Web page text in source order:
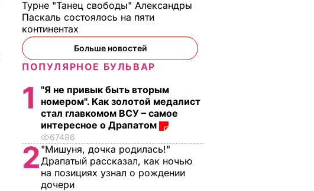
Турне "Танец свободы" Александры
Паскаль состоялось на пяти
континентах
Больше новостей
ПОПУЛЯРНОЕ БУЛЬВАР
1
"Я не привык быть вторым
номером". Как золотой медалист
стал главкомом ВСУ – самое
интересное о Драпатом
67486
2 "Мишуня, дочка родилась!"
Драпатый рассказал, как ночью
на позициях узнал о рождении
дочери